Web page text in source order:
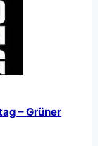
– Grüner